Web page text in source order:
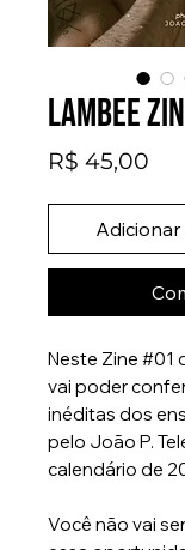
Lambee
R$ 45,00
Neste Zine #01
vai poder
inéditas dos
pelo João P.
calendário de
Você não vai